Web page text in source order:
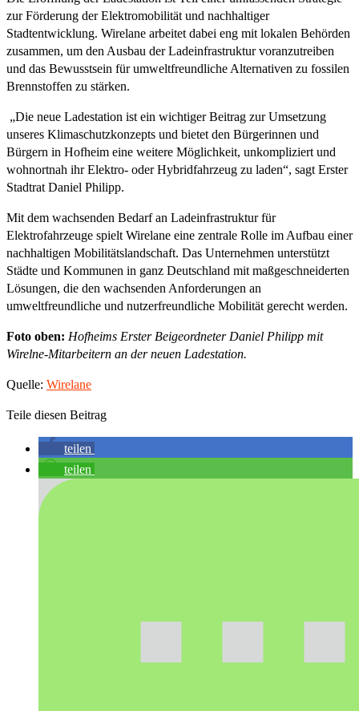
zur Förderung der Elektromobilität und nachhaltiger
Stadtentwicklung. Wirelane arbeitet dabei eng mit lokalen Behörden
zusammen, um den Ausbau der Ladeinfrastruktur voranzutreiben
und das Bewusstsein für umweltfreundliche Alternativen zu fossilen
Brennstoffen zu stärken.
„Die neue Ladestation ist ein wichtiger Beitrag zur Umsetzung
unseres Klimaschutzkonzepts und bietet den Bürgerinnen und
Bürgern in Hofheim eine weitere Möglichkeit, unkompliziert und
wohnortnah ihr Elektro- oder Hybridfahrzeug zu laden“, sagt Erster
Stadtrat Daniel Philipp.
Mit dem wachsenden Bedarf an Ladeinfrastruktur für
Elektrofahrzeuge spielt Wirelane eine zentrale Rolle im Aufbau einer
nachhaltigen Mobilitätslandschaft. Das Unternehmen unterstützt
Städte und Kommunen in ganz Deutschland mit maßgeschneiderten
Lösungen, die den wachsenden Anforderungen an
umweltfreundliche und nutzerfreundliche Mobilität gerecht werden.
Foto oben: Hofheims Erster Beigeordneter Daniel Philipp mit
Wirelne-Mitarbeitern an der neuen Ladestation.
Quelle: Wirelane
Teile diesen Beitrag
teilen
teilen